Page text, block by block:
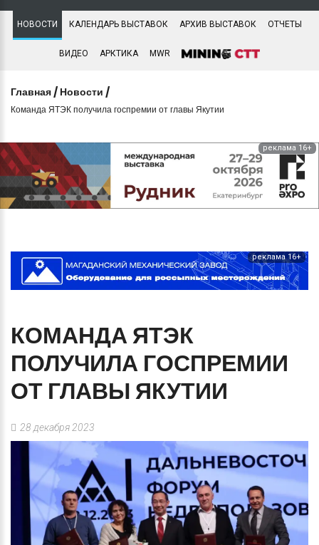
НОВОСТИ КАЛЕНДАРЬ ВЫСТАВОК АРХИВ ВЫСТАВОК ОТЧЕТЫ
ВИДЕО АРКТИКА MWR
Главная / Новости /
Команда ЯТЭК получила госпремии от главы Якутии
реклама 16+
реклама 16+
КОМАНДАЯТЭК
ПОЛУЧИЛА ГОСПРЕМИИ
ОТ ГЛАВЫЯКУТИИ
28 декабря 2023